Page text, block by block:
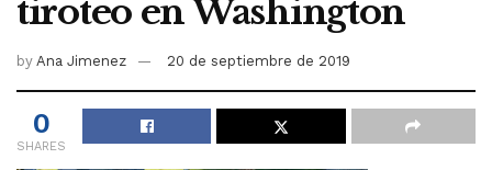
tiroteo en Washington
by Ana Jimenez 20 de septiembre de 2019
0
SHARES